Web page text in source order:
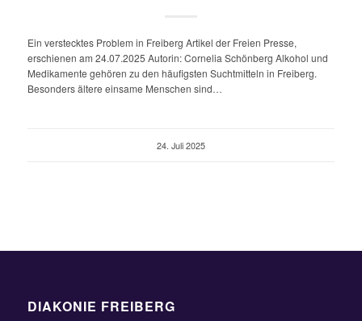
Ein verstecktes Problem in Freiberg Artikel der Freien Presse,
erschienen am 24.07.2025 Autorin: Cornelia Schönberg Alkohol und
Medikamente gehören zu den häufigsten Suchtmitteln in Freiberg.
Besonders ältere einsame Menschen sind…
24. Juli 2025
DIAKONIE FREIBERG